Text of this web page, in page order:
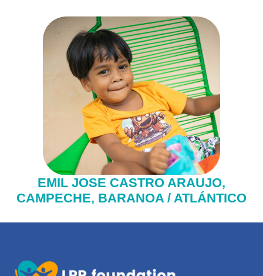
EMIL JOSE CASTRO ARAUJO,
CAMPECHE, BARANOA / ATLÁNTICO